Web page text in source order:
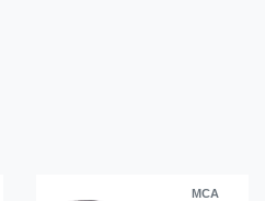
MCA